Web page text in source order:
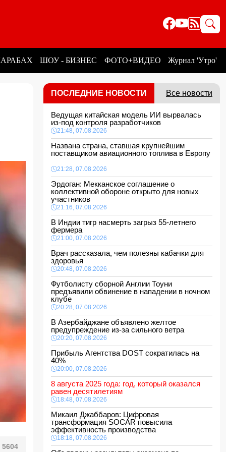
ШОУ - БИЗНЕС ФОТО+ВИДЕО Журнал 'Утро'
5604
ПОСЛЕДНИЕ НОВОСТИ Все новости
Ведущая китайская модель ИИ вырвалась
из-под контроля разработчиков
21:48, 07.08.2026
Названа страна, ставшая крупнейшим
поставщиком авиационного топлива в Европу
21:28, 07.08.2026
Эрдоган: Мекканское соглашение о
коллективной обороне открыто для новых
участников
21:16, 07.08.2026
В Индии тигр насмерть загрыз 55-летнего
фермера
21:00, 07.08.2026
Врач рассказала, чем полезны кабачки для
здоровья
20:48, 07.08.2026
Футболисту сборной Англии Тоуни
предъявили обвинение в нападении в ночном
клубе
20:28, 07.08.2026
В Азербайджане объявлено желтое
предупреждение из-за сильного ветра
20:20, 07.08.2026
Прибыль Агентства DOST сократилась на
40%
20:00, 07.08.2026
8 августа 2025 года: год, который оказался
равен десятилетиям
18:48, 07.08.2026
Микаил Джаббаров: Цифровая
трансформация SOCAR повысила
эффективность производства
18:18, 07.08.2026